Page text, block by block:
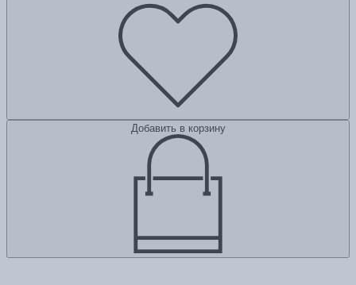
Добавить в корзину